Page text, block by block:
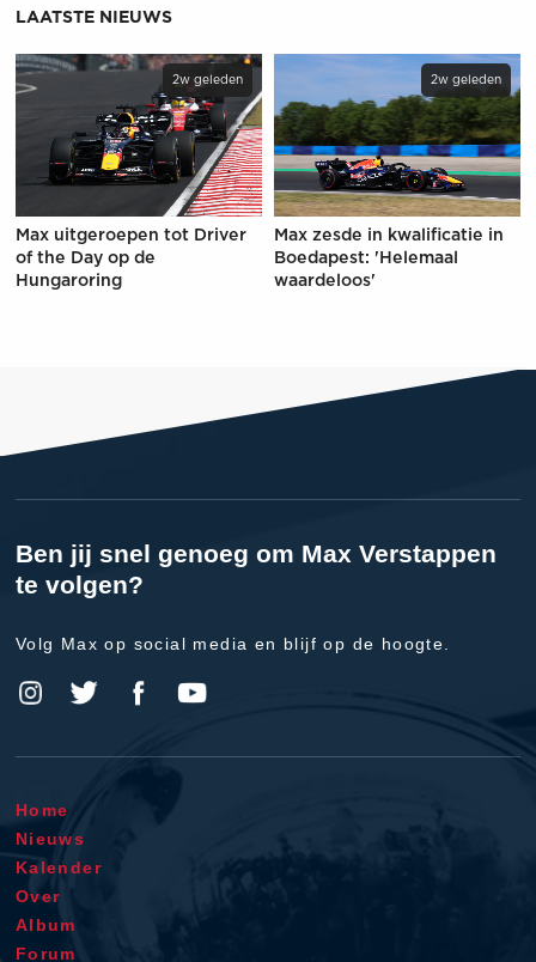
LAATSTE NIEUWS
2w geleden
Max uitgeroepen tot Driver
of the Day op de
Hungaroring
2w geleden
Max zesde in kwalificatie in
Boedapest: 'Helemaal
waardeloos'
Ben jij snel genoeg om Max Verstappen
te volgen?
Volg Max op social media en blijf op de hoogte.
Home
Nieuws
Kalender
Over
Album
Forum